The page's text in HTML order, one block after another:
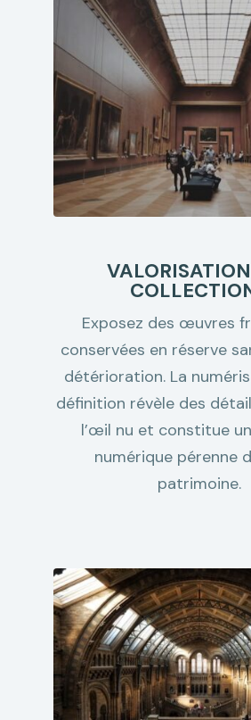
Exposez des œuvres
conservées en réserve
détérioration. La
définition révèle des
l’œil nu et constitue
numérique pérenne
patrimoine.